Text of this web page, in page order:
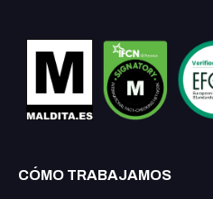
CÓMO TRABAJAMOS